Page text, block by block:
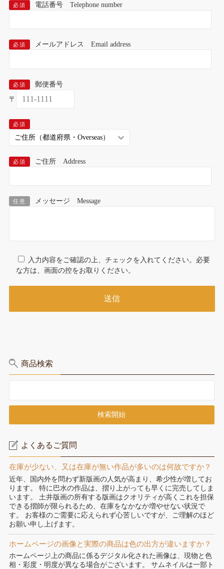
必須 電話番号 Telephone number
必須 メールアドレス Email address
必須 郵便番号
〒
必須
必須 ご住所 Address
任意 メッセージ Message
入力内容をご確認の上、チェックを入れてください。必要
な方は、画面の控をお取りください。
商品検索
よくあるご質問
在庫が少ない、又は在庫が無い作品が多いのは何故ですか？
近年、国内外を問わず新版画の人気が高まり、希少性が増してお
ります。 特に巴水の作品は、摺り上がっても早くに完売してしま
います。 土井版画の所有する版画はクオリティが高くこれを担保
できる摺師が限られるため、在庫をなかなか増やせない状況で
す。 お客様のご需要に応えられず心苦しいですが、ご理解のほど
お願い申し上げます。
ホームページの画像と実際の商品は色の出方が違いますか？
ホームページ上の商品に係るデジタル化された画像は、現物と色
相・彩度・明度が異なる場合がございます。 サムネイルは一部ト